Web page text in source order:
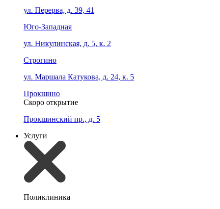
ул. Перерва, д. 39, 41
Юго-Западная
ул. Никулинская, д. 5, к. 2
Строгино
ул. Маршала Катукова, д. 24, к. 5
Прокшино
Скоро открытие
Прокшинский пр., д. 5
Услуги
Поликлиника